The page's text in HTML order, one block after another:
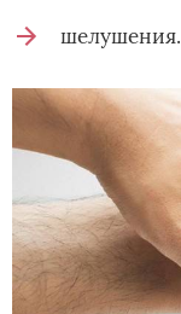
шелушения.